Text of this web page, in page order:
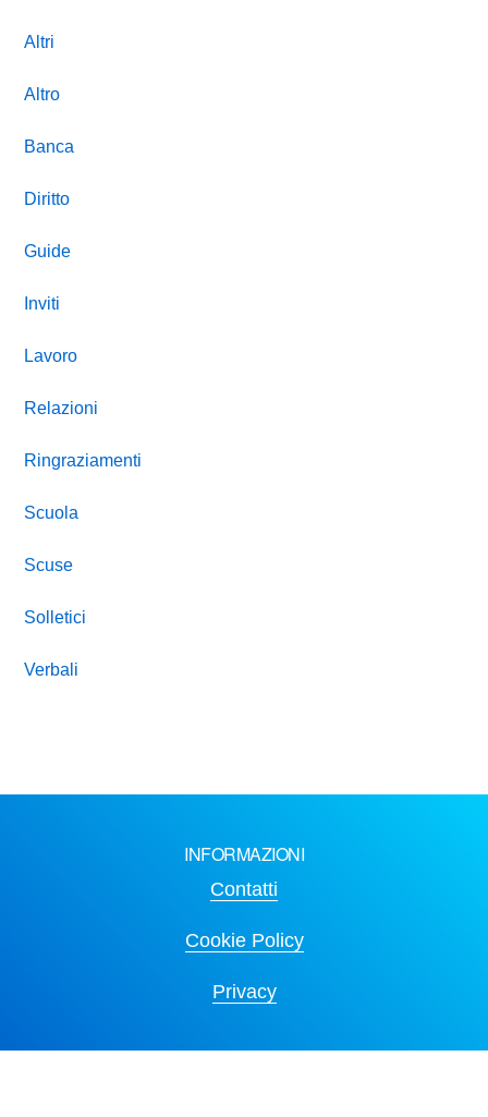
Altri
Altro
Banca
Diritto
Guide
Inviti
Lavoro
Relazioni
Ringraziamenti
Scuola
Scuse
Solletici
Verbali
INFORMAZIONI
Contatti
Cookie Policy
Privacy